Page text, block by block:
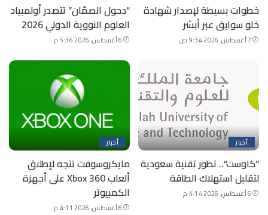
خطوات بسيطة لإصدار شهادة
خلو سوابق عبر أبشر
7 أغسطس، 2026 9:34 ص
“دحول الصمّان” تتصدر أولمبياد
العلوم النووية الدولي 2026
6 أغسطس، 2026 5:36 م
أخبار
“كاوست”.. تطور تقنية سعودية
لتقليل استهلاك الطاقة
6 أغسطس، 2026 4:14 م
أخبار
مايكروسوفت تتجه لإطلاق
ألعاب Xbox 360 على أجهزة
الكمبيوتر
6 أغسطس، 2026 4:11 م